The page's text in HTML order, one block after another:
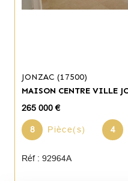
JONZAC (17500)
MAISON CENTRE VILLE
265 000 €
8 Pièce(s) 4
Réf : 92964A